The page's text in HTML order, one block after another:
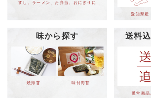
すし、ラーメン、お弁当、おにぎりに
愛知県産
味から探す
焼海苔 味付海苔
送料
通常商品